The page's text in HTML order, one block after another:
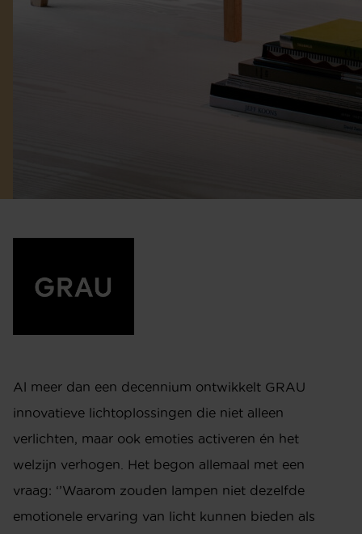
Al meer dan een decennium ontwikkelt GRAU
innovatieve lichtoplossingen die niet alleen
verlichten, maar ook emoties activeren én het
welzijn verhogen. Het begon allemaal met een
vraag: ‘’Waarom zouden lampen niet dezelfde
emotionele ervaring van licht kunnen bieden als